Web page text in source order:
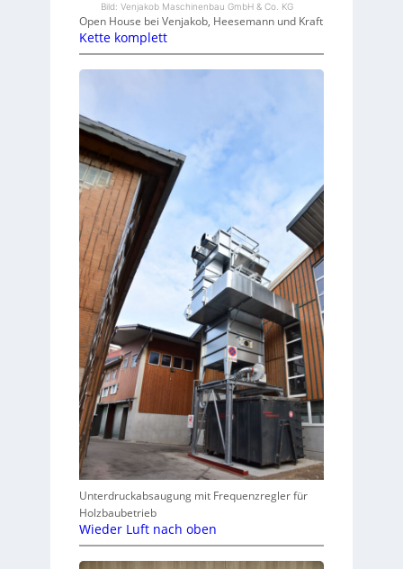
Bild: Venjakob Maschinenbau GmbH & Co. KG
Open House bei Venjakob, Heesemann und Kraft
Kette komplett
Unterdruckabsaugung mit Frequenzregler für
Holzbaubetrieb
Wieder Luft nach oben